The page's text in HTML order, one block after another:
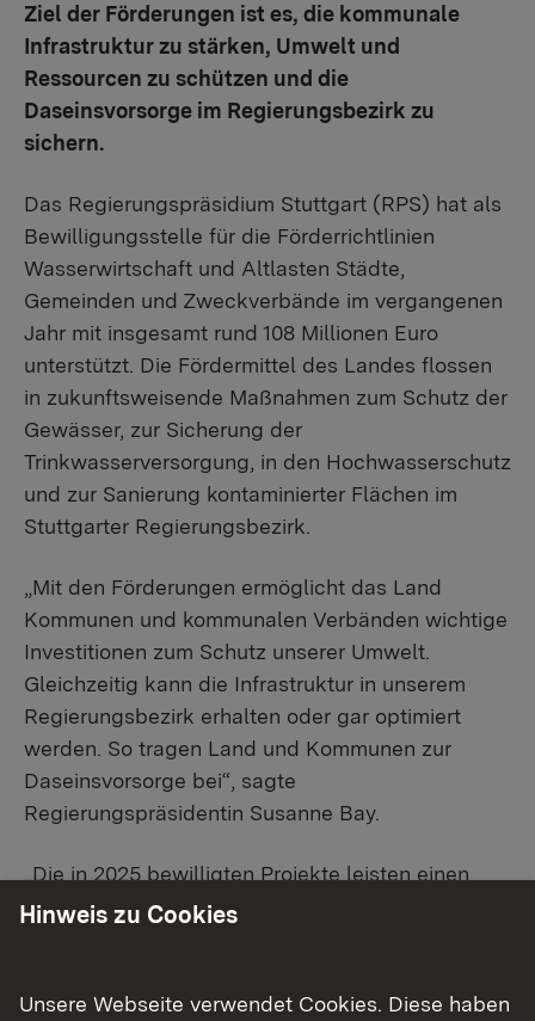
Ziel der Förderungen ist es, die kommunale
Infrastruktur zu stärken, Umwelt und
Ressourcen zu schützen und die
Daseinsvorsorge im Regierungsbezirk zu
sichern.
Das Regierungspräsidium Stuttgart (RPS) hat als
Bewilligungsstelle für die Förderrichtlinien
Wasserwirtschaft und Altlasten Städte,
Gemeinden und Zweckverbände im vergangenen
Jahr mit insgesamt rund 108 Millionen Euro
unterstützt. Die Fördermittel des Landes flossen
in zukunftsweisende Maßnahmen zum Schutz der
Gewässer, zur Sicherung der
Trinkwasserversorgung, in den Hochwasserschutz
und zur Sanierung kontaminierter Flächen im
Stuttgarter Regierungsbezirk.
„Mit den Förderungen ermöglicht das Land
Kommunen und kommunalen Verbänden wichtige
Investitionen zum Schutz unserer Umwelt.
Gleichzeitig kann die Infrastruktur in unserem
Regierungsbezirk erhalten oder gar optimiert
werden. So tragen Land und Kommunen zur
Daseinsvorsorge bei“, sagte
Regierungspräsidentin Susanne Bay.
„Die in 2025 bewilligten Projekte leisten einen
bedeutenden Beitrag zum Gewässerschutz, zur
Entwicklung unseres Regierungsbezirks“, so Bay
Hinweis zu Cookies
Unsere Webseite verwendet Cookies. Diese haben